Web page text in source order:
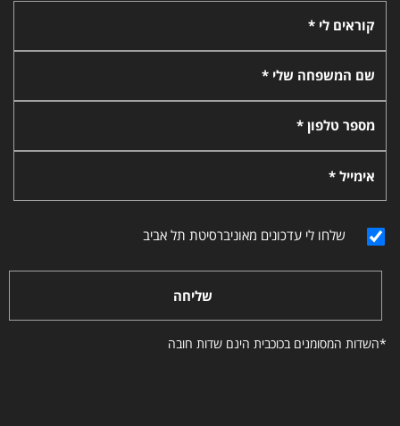
קוראים לי *
שם המשפחה שלי *
מספר טלפון *
אימייל *
שלחו לי עדכונים מאוניברסיטת תל אביב
שליחה
*השדות המסומנים בכוכבית הינם שדות חובה